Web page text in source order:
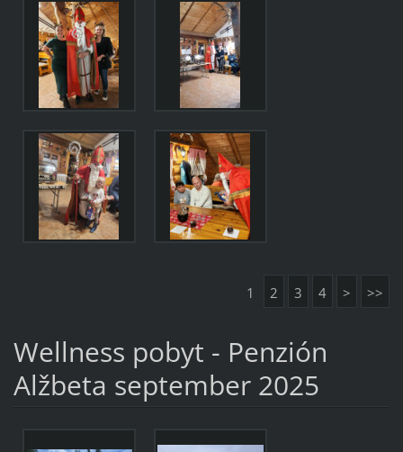
1 2 3 4 > >>
Wellness pobyt - Penzión
Alžbeta september 2025